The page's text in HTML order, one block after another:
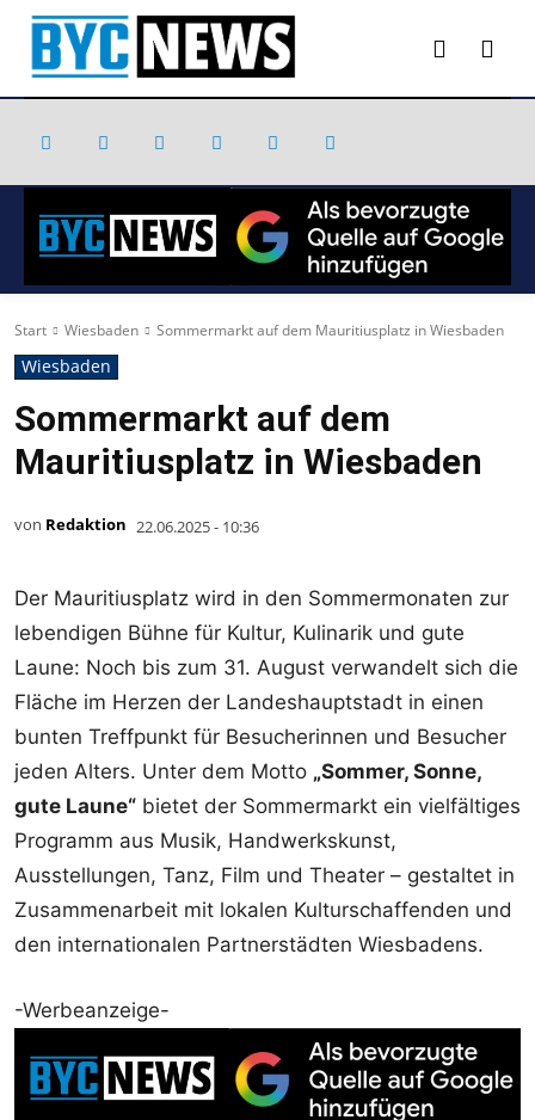
Start Wiesbaden Sommermarkt auf dem Mauritiusplatz in Wiesbaden
Wiesbaden
Sommermarkt auf dem
Mauritiusplatz in Wiesbaden
von Redaktion 22.06.2025 - 10:36
Der Mauritiusplatz wird in den Sommermonaten zur
lebendigen Bühne für Kultur, Kulinarik und gute
Laune: Noch bis zum 31. August verwandelt sich die
Fläche im Herzen der Landeshauptstadt in einen
bunten Treffpunkt für Besucherinnen und Besucher
jeden Alters. Unter dem Motto „Sommer, Sonne,
gute Laune“ bietet der Sommermarkt ein vielfältiges
Programm aus Musik, Handwerkskunst,
Ausstellungen, Tanz, Film und Theater – gestaltet in
Zusammenarbeit mit lokalen Kulturschaffenden und
den internationalen Partnerstädten Wiesbadens.
-Werbeanzeige-